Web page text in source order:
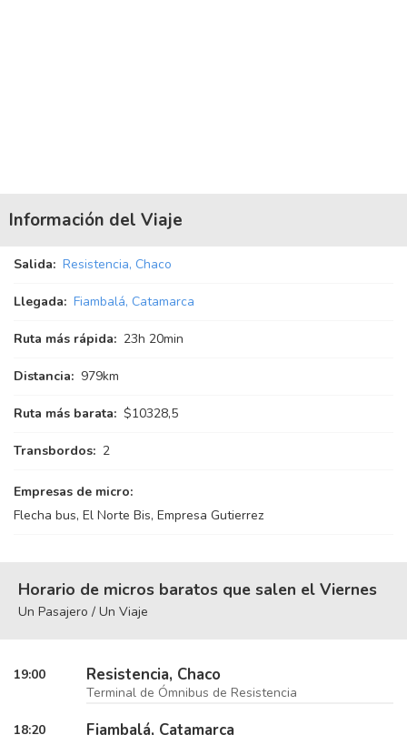
Información del Viaje
Salida: Resistencia, Chaco
Llegada: Fiambalá, Catamarca
Ruta más rápida: 23h 20min
Distancia: 979km
Ruta más barata: $10328,5
Transbordos: 2
Empresas de micro:
Flecha bus, El Norte Bis, Empresa Gutierrez
Horario de micros baratos que salen el Viernes
Un Pasajero / Un Viaje
19:00 Resistencia, Chaco
Terminal de Ómnibus de Resistencia
18:20 Fiambalá, Catamarca